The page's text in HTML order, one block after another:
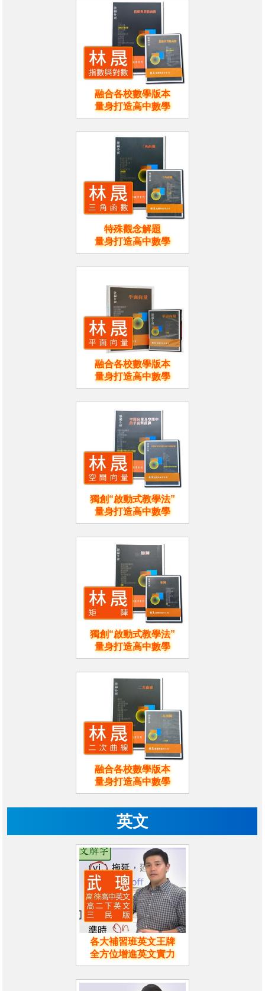
融合各校數學版本
量身打造高中數學
特殊觀念解題
量身打造高中數學
融合各校數學版本
量身打造高中數學
獨創“啟動式教學法”
量身打造高中數學
獨創“啟動式教學法”
量身打造高中數學
融合各校數學版本
量身打造高中數學
英文
各大補習班英文王牌
全方位增進英文實力